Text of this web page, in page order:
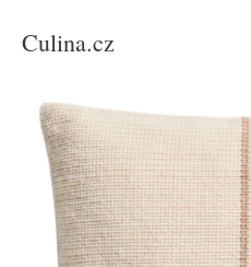
Culina.cz
Domů/Produkty
Atima 45 x 45 cm